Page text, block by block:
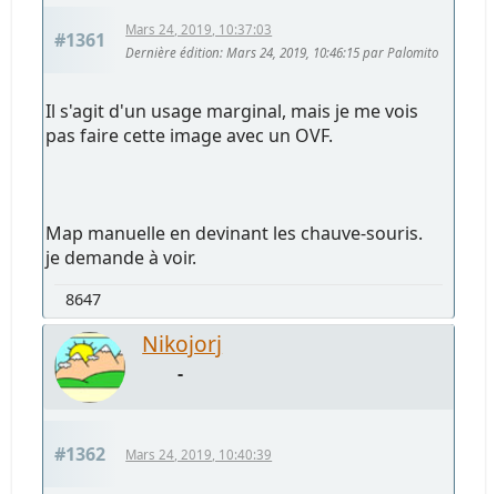
#1361
Mars 24, 2019, 10:37:03
Dernière édition: Mars 24, 2019, 10:46:15 par Palomito
Il s'agit d'un usage marginal, mais je me vois
pas faire cette image avec un OVF.
Map manuelle en devinant les chauve-souris.
je demande à voir.
8647
Nikojorj
-
#1362 Mars 24, 2019, 10:40:39